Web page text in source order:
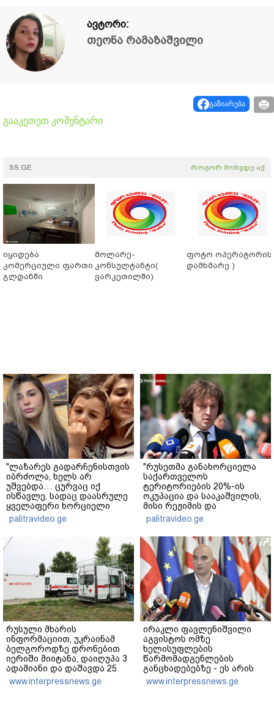
ავტორი:
თეონა რამაზაშვილი
გაზიარება
გააკეთეთ კომენტარი
SS.GE როგორ მოხვდე აქ
იყიდება
კომერციული ფართი
გლდანში
მოლარე-
კონსულტანტი(
ვარკეთილში)
ფოტო ოპერატორის
დამხმარე )
"ლაზარეს გადარჩენისთვის
იბრძოლა, ხელს არ
უშვებდა… ცურვაც იქ
ისწავლე, სადაც დაასრულე
ყველაფერი ხორციელი
ცხოვრებიდან" – რას წერს
ხობში დაღუპული დედა-
შვილის ახლობელი?
palitravideo.ge
"რუსეთმა განახორციელა
საქართველოს
ტერიტორიების 20%-ის
ოკუპაცია და სააკაშვილის,
მისი რეჟიმის და
"ნაცმოძრაობის" ღალატი
ვერანაირად ვერ
გადაფარავს ამ
დანაშაულს" - ირაკლი
კობახიძე
palitravideo.ge
რუსული მხარის
ინფორმაციით, უკრაინამ
ბელგოროდზე დრონებით
იერიში მიიტანა, დაიღუპა 3
ადამიანი და დაშავდა 25
www.interpressnews.ge
ირაკლი ფავლენიშვილი
აგვისტოს ომზე
ხელისუფლების
წარმომადგენლების
განცხადებებზე - ეს არის
ეროვნული ინტერესების
აშკარა ღალატი - არავის
www.interpressnews.ge